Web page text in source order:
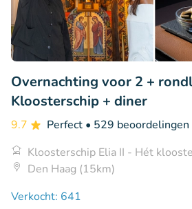
Overnachting voor 2 +
Kloosterschip + diner
9.7 Perfect • 529 beoordelingen
Kloosterschip Elia II - Hét
Den Haag (15km)
Verkocht: 641